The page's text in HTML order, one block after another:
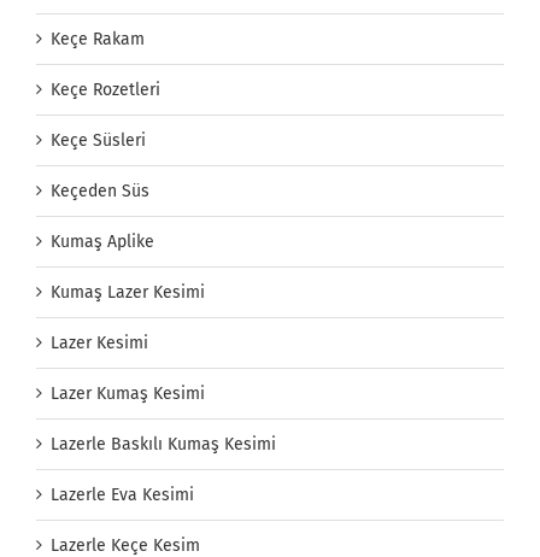
Keçe Rakam
Keçe Rozetleri
Keçe Süsleri
Keçeden Süs
Kumaş Aplike
Kumaş Lazer Kesimi
Lazer Kesimi
Lazer Kumaş Kesimi
Lazerle Baskılı Kumaş Kesimi
Lazerle Eva Kesimi
Lazerle Keçe Kesim